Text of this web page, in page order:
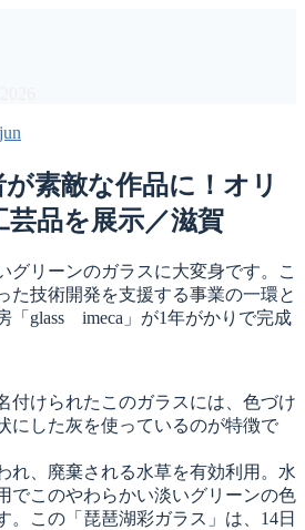
jun
素敵な作品に！オリ
品を展示／滋賀
リーンのガラスに大変身です。こ
た技術開発を支援する事業の一環と
「glass imeca」が1年がかりで完成
付けられたこのガラスには、色づけ
にした灰を使っているのが特徴で
、廃棄される水草を有効利用。水
でこのやわらかい淡いグリーンの色
。この「琵琶湖彩ガラス」は、14日